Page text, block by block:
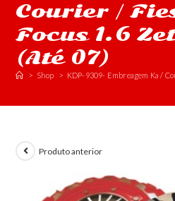
Courier /
Focus 1.6
(Até 07)
> Shop > KDP-9309- Embreagem Ka /
Produto anterior